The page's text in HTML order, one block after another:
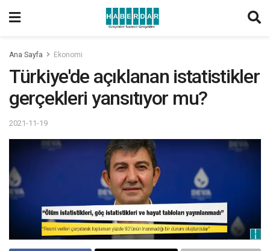
Ana Sayfa Ekonomi
Türkiye'de açıklanan istatistikler
gerçekleri yansıtıyor mu?
2021-11-19